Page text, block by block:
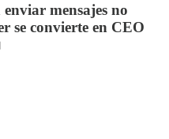
mensajes no
se convierte en CEO